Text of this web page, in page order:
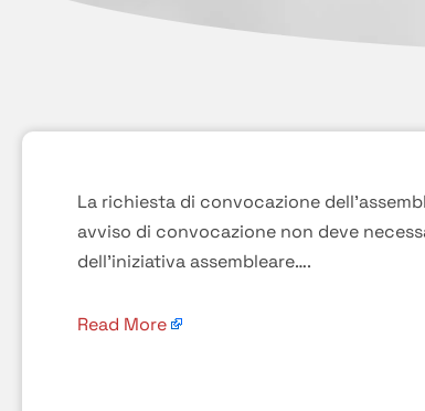
La richiesta di convocazione
avviso di convocazione non deve
dell’iniziativa assembleare….
Read More